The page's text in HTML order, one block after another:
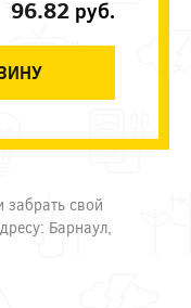
96.82 руб.
забрать свой
Барнаул,